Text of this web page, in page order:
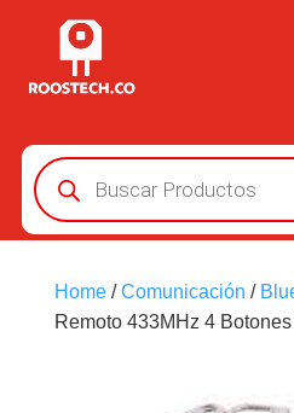
Búsqueda
de
productos
Home/Comunicación /
Remoto 433MHz 4